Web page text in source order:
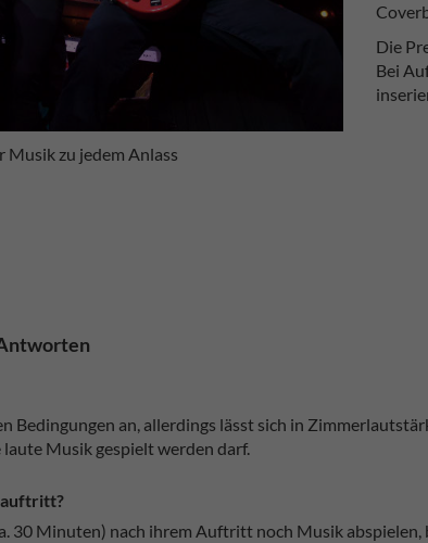
Musik zu jedem Anlass
Die
Bei
Bedingungen an, allerdings lässt sich in
Musik gespielt werden darf.
30 Minuten) nach ihrem Auftritt noch Musik